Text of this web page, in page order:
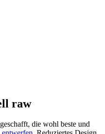
raw
die wohl beste und